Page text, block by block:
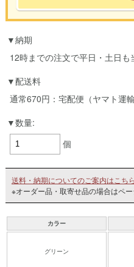
LINEのアカウントを使って簡単に
納期
12時までの注文で平日・土日も
配送料
通常670円：宅配便（ヤマト運輸
数量:
個
送料・納期についてのご案内はこちら
※オーダー品・取寄せ品の場合はペ
カラー
グリーン